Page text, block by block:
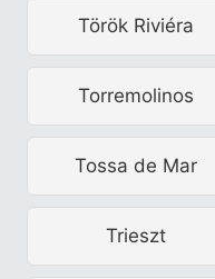
Török Riviéra
Torremolinos
Tossa de Mar
Trieszt